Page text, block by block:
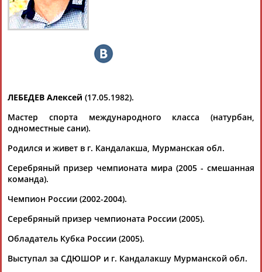
Ваш запрос: "Алексей ЛЕБЕДЕВ"
Документы 1-2 из 2 найденных уникальных документов
зачете Европейских игр (таблица)
сталиАлексей Лебедев(вольная борьба, до 57
кг),Алексей...
17.06.2015
Матч между ЦСКА и "Кубанью" рассудит Игорь Низовцев
..."Кубанью". Ассистенты нижегородского арбитра -
...Лапочкин (Санкт-Петербург); ассистенты судьи –
Лебедев
(Санкт-Петербург), Владимир Миневич
(Смоленск);...
(Проект: Информационное агентство СТАДИОН
14.10.2014
ЛЕБЕДЕВ Алексей (17.05.1982).
Мастер спорта международного класса (натурбан,
одноместные сани).
Родился и живет в г. Кандалакша, Мурманская обл.
Серебряный призер чемпионата мира (2005 - смешанная
команда).
Чемпион России (2002-2004).
Серебряный призер чемпионата России (2005).
Обладатель Кубка России (2005).
Выступал за СДЮШОР и г. Кандалакшу Мурманской обл.